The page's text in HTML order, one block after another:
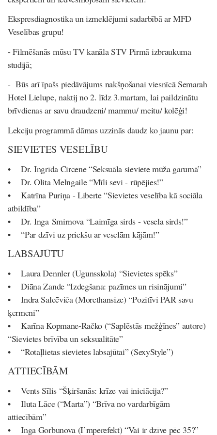
Ekspresdiagnostika un izmeklējumi sadarbībā ar MFD
Veselības grupu!
- Filmēšanās mūsu TV kanāla STV Pirmā izbraukuma
studijā;
- Būs arī īpašs piedāvājums nakšņošanai viesnīcā Semarah
Hotel Lielupe, naktij no 2. līdz 3.martam, lai paildzinātu
brīvdienas ar savu draudzeni/ mammu/ meitu/ kolēģi!
Lekciju programmā dāmas uzzinās daudz ko jaunu par:
SIEVIETES VESELĪBU
• Dr. Ingrīda Circene “Seksuāla sieviete mūža garumā”
• Dr. Olita Melngaile “Mīli sevi - rūpējies!”
• Katrīna Puriņa - Liberte “Sievietes veselība kā sociāla
atbildība”
• Dr. Inga Smirnova “Laimīga sirds - vesela sirds!”
• “Par dzīvi uz priekšu ar veselām kājām!”
LABSAJŪTU
• Laura Dennler (Ugunsskola) “Sievietes spēks”
• Diāna Zande “Izdegšana: pazīmes un risinājumi”
• Indra Salcēviča (Morethansize) “Pozitīvi PAR savu
ķermeni”
• Karīna Kopmane-Račko (“Saplēstās mežģīnes” autore)
“Sievietes brīvība un seksualitāte”
• “Rotaļlietas sievietes labsajūtai” (SexyStyle”)
ATTIECĪBĀM
• Vents Sīlis “Šķiršanās: krīze vai iniciācija?”
• Iluta Lāce (“Marta”) “Brīva no vardarbīgām
attiecībām”
• Inga Gorbunova (I’mperefekt) “Vai ir dzīve pēc 35?”